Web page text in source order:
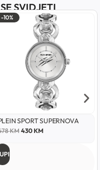
SVIDJETI
-10%
SPORT SUPERNOVA
KM 430KM